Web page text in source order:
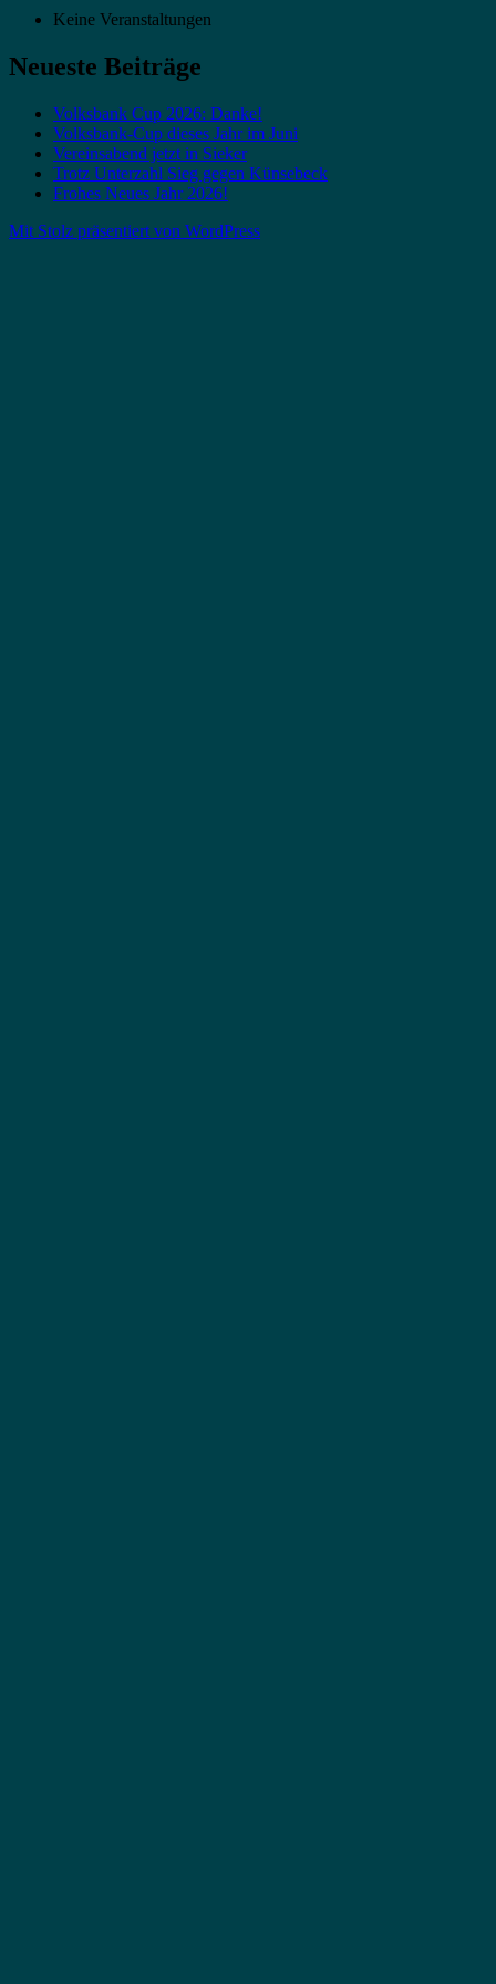
Keine Veranstaltungen
Neueste Beiträge
Volksbank Cup 2026: Danke!
Volksbank-Cup dieses Jahr im Juni
Vereinsabend jetzt in Sieker
Trotz Unterzahl Sieg gegen Künsebeck
Frohes Neues Jahr 2026!
Mit Stolz präsentiert von WordPress